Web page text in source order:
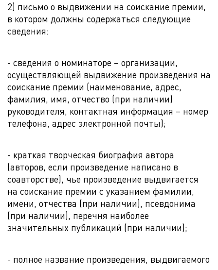
2) письмо о выдвижении на соискание премии,
в котором должны содержаться следующие
сведения:
- сведения о номинаторе – организации,
осуществляющей выдвижение произведения на
соискание премии (наименование, адрес,
фамилия, имя, отчество (при наличии)
руководителя, контактная информация – номер
телефона, адрес электронной почты);
- краткая творческая биография автора
(авторов, если произведение написано в
соавторстве), чье произведение выдвигается
на соискание премии с указанием фамилии,
имени, отчества (при наличии), псевдонима
(при наличии), перечня наиболее
значительных публикаций (при наличии);
- полное название произведения, выдвигаемого